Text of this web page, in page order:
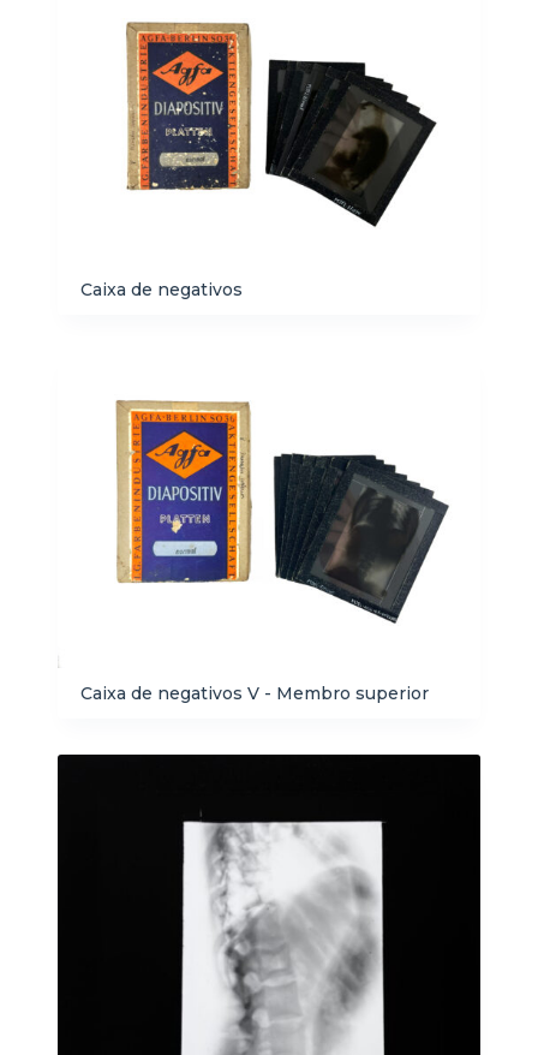
Caixa de negativos
Caixa de negativos V - Membro superior